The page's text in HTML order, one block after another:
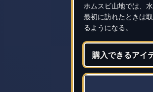
ホムスビ山地では、
最初に訪れたときは
るようになる。
購入できるアイ